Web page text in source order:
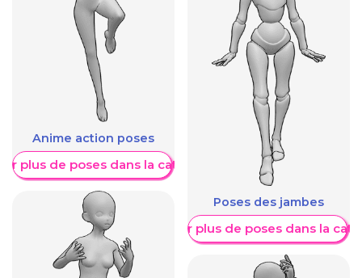
Anime action poses
plus de poses dans la catégorie
Poses des jambes
Afficher plus de poses dans la